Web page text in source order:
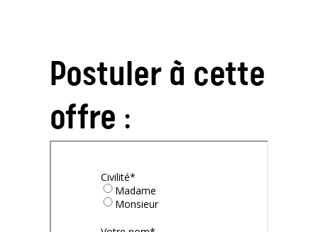
Postuler à cette
offre :